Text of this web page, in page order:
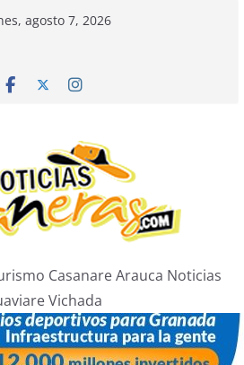
agosto 7, 2026
Casanare Arauca Noticias
Vichada